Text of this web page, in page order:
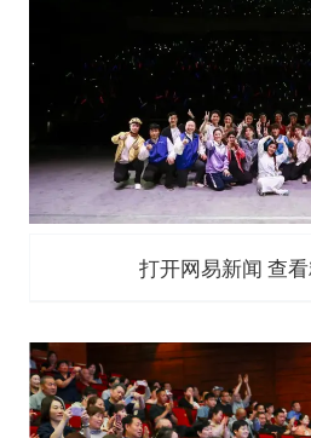
打开网易新闻 查